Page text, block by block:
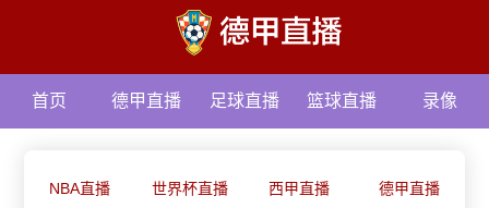
首页 德甲直播 足球直播 篮球直播 录像
NBA直播 世界杯直播 西甲直播
德甲直播